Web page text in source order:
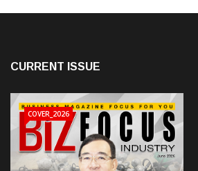
CURRENT ISSUE
COVER_2026